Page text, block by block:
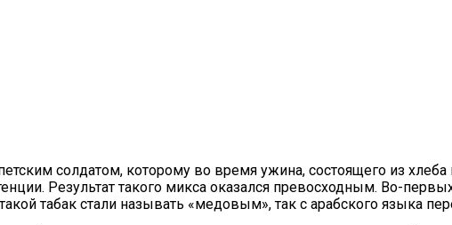
солдатом, которому во время ужина, состоящего из
Результат такого микса оказался превосходным. Во-
табак стали называть «медовым», так с арабского языка